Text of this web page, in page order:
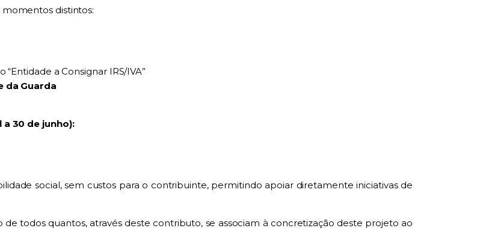
momentos distintos:
a Consignar IRS/IVA”
da Guarda
a 30 de junho):
social, sem custos para o contribuinte, permitindo apoiar diretamente iniciativas de
de todos quantos, através deste contributo, se associam à concretização deste projeto ao